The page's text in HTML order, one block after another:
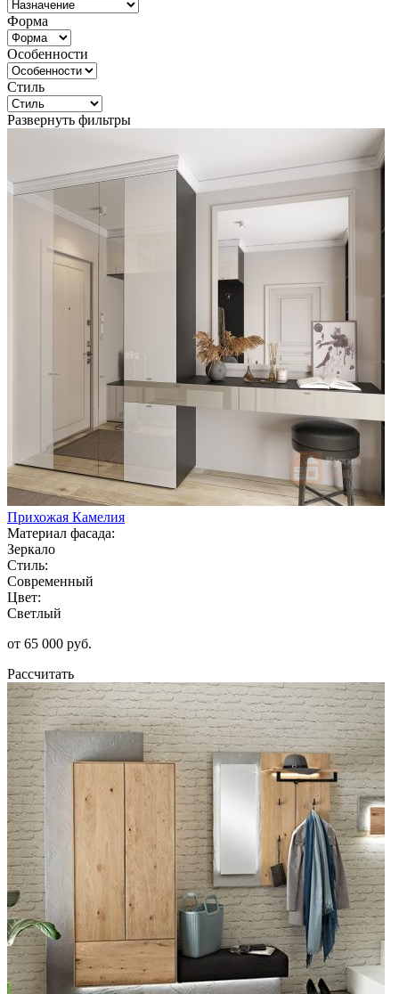
Форма
Особенности
Стиль
Развернуть фильтры
Прихожая Камелия
Материал фасада:
Зеркало
Стиль:
Современный
Цвет:
Светлый
от 65 000 руб.
Рассчитать